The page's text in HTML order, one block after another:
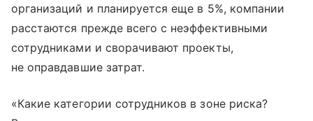
организаций и планируется еще в 5%, компании
расстаются прежде всего с неэффективными
сотрудниками и сворачивают проекты,
не оправдавшие затрат.
«Какие категории сотрудников в зоне риска?